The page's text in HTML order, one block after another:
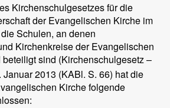
Kirchenschulgesetzes für die
der Evangelischen Kirche im
Schulen, an denen
Kirchenkreise der Evangelischen
sind (Kirchenschulgesetz –
Januar 2013 (KABl. S. 66) hat die
Kirche folgende